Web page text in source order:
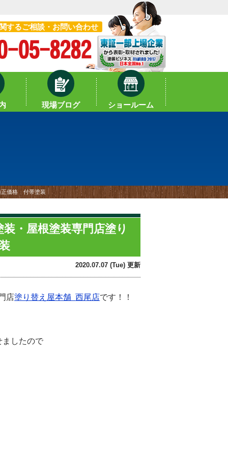
するご相談・お問い合わせ
現場ブログ ショールーム
正価格 付帯塗装
・屋根塗装専門店塗り
2020.07.07 (Tue) 更新
店塗り替え屋本舗西尾店です！！
ましたので